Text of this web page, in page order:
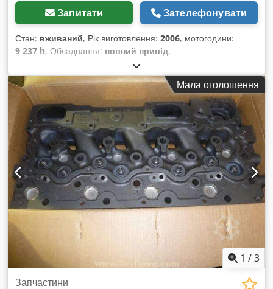
Запитати Зателефонувати
Стан: вживаний, Рік виготовлення: 2006, мотогодини:
9 237 h, Обладнання: повний привід,
Мала оголошення
1 /3
Запчастини